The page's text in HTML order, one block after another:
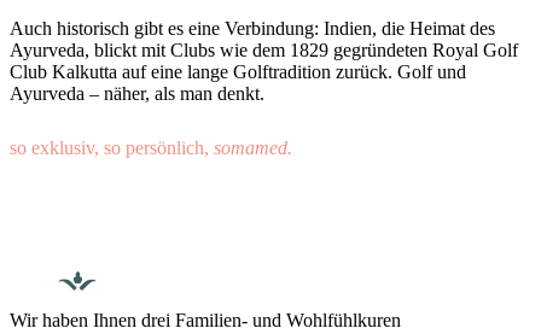
Auch historisch gibt es eine Verbindung: Indien, die Heimat des
Ayurveda, blickt mit Clubs wie dem 1829 gegründeten Royal Golf
Club Kalkutta auf eine lange Golftradition zurück. Golf und
Ayurveda – näher, als man denkt.
so exklusiv, so persönlich, somamed.
Wir haben Ihnen drei Familien- und Wohlfühlkuren